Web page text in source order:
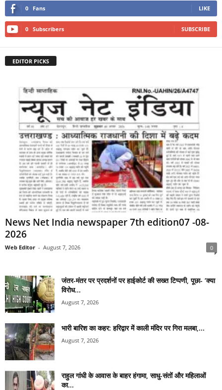
0 Fans LIKE
0 Subscribers SUBSCRIBE
EDITOR PICKS
News Net India newspaper 7th edition07 -08-
2026
Web Editor - August 7, 2026 0
जंतर-मंतर पर प्रदर्शनों पर हाईकोर्ट की सख्त टिप्पणी, पूछा- ‘क्या
विरोध...
August 7, 2026
भारी बारिश का कहर: हरिद्वार में काली मंदिर पर गिरा मलबा,...
August 7, 2026
राहुल गांधी के आवास के बाहर हंगामा, साधु-संतों और महिलाओं
का...